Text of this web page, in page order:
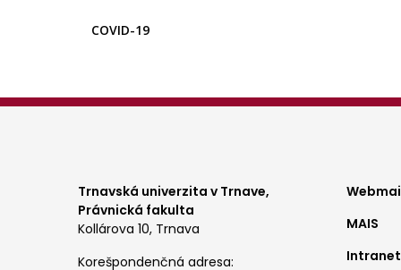
COVID-19
Trnavská univerzita v Trnave,
Právnická fakulta
Kollárova 10, Trnava
Korešpondenčná adresa:
MAIS
Intranet